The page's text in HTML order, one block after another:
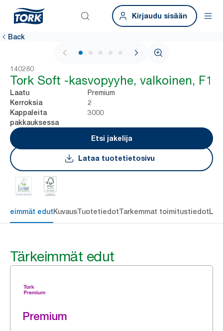
Kirjaudu sisään
Back
1 / 5
140280
Tork Soft -kasvopyyhe, valkoinen, F1
Laatu Premium
Kerroksia 2
Kappaleita
pakkauksessa
3000
Etsi jakelija
Lataa tuotetietosivu
edutKuvausTuotetiedotTarkemmat toimitustiedot
Tärkeimmät edut
Premium